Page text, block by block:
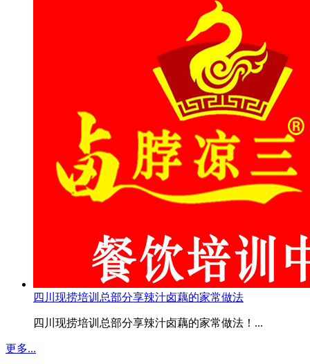
四川现捞培训总部分享辣汁卤藕的家常做法
四川现捞培训总部分享辣汁卤藕的家常做法！...
更多...